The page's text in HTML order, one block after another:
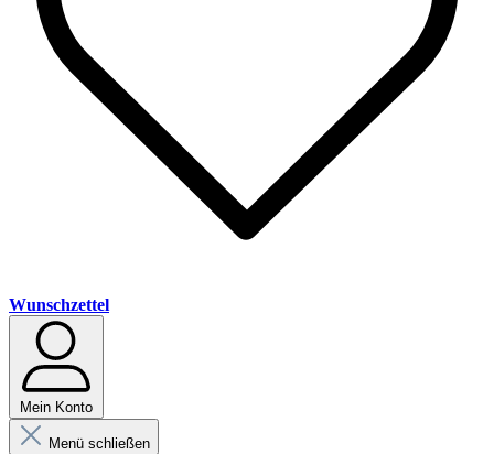
Wunschzettel
Mein Konto
Menü schließen